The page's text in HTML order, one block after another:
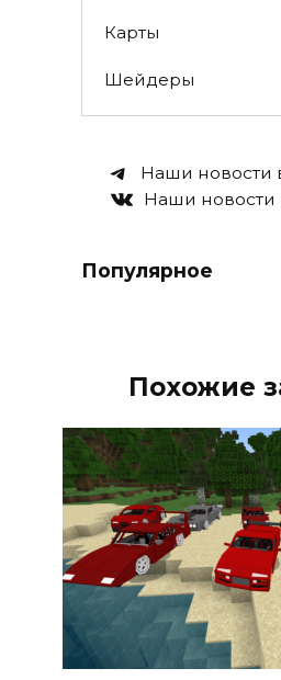
Карты
Шейдеры
Наши новости
Наши новости
Популярное
Похожие